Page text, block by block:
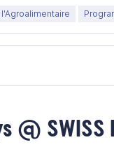
SWISS